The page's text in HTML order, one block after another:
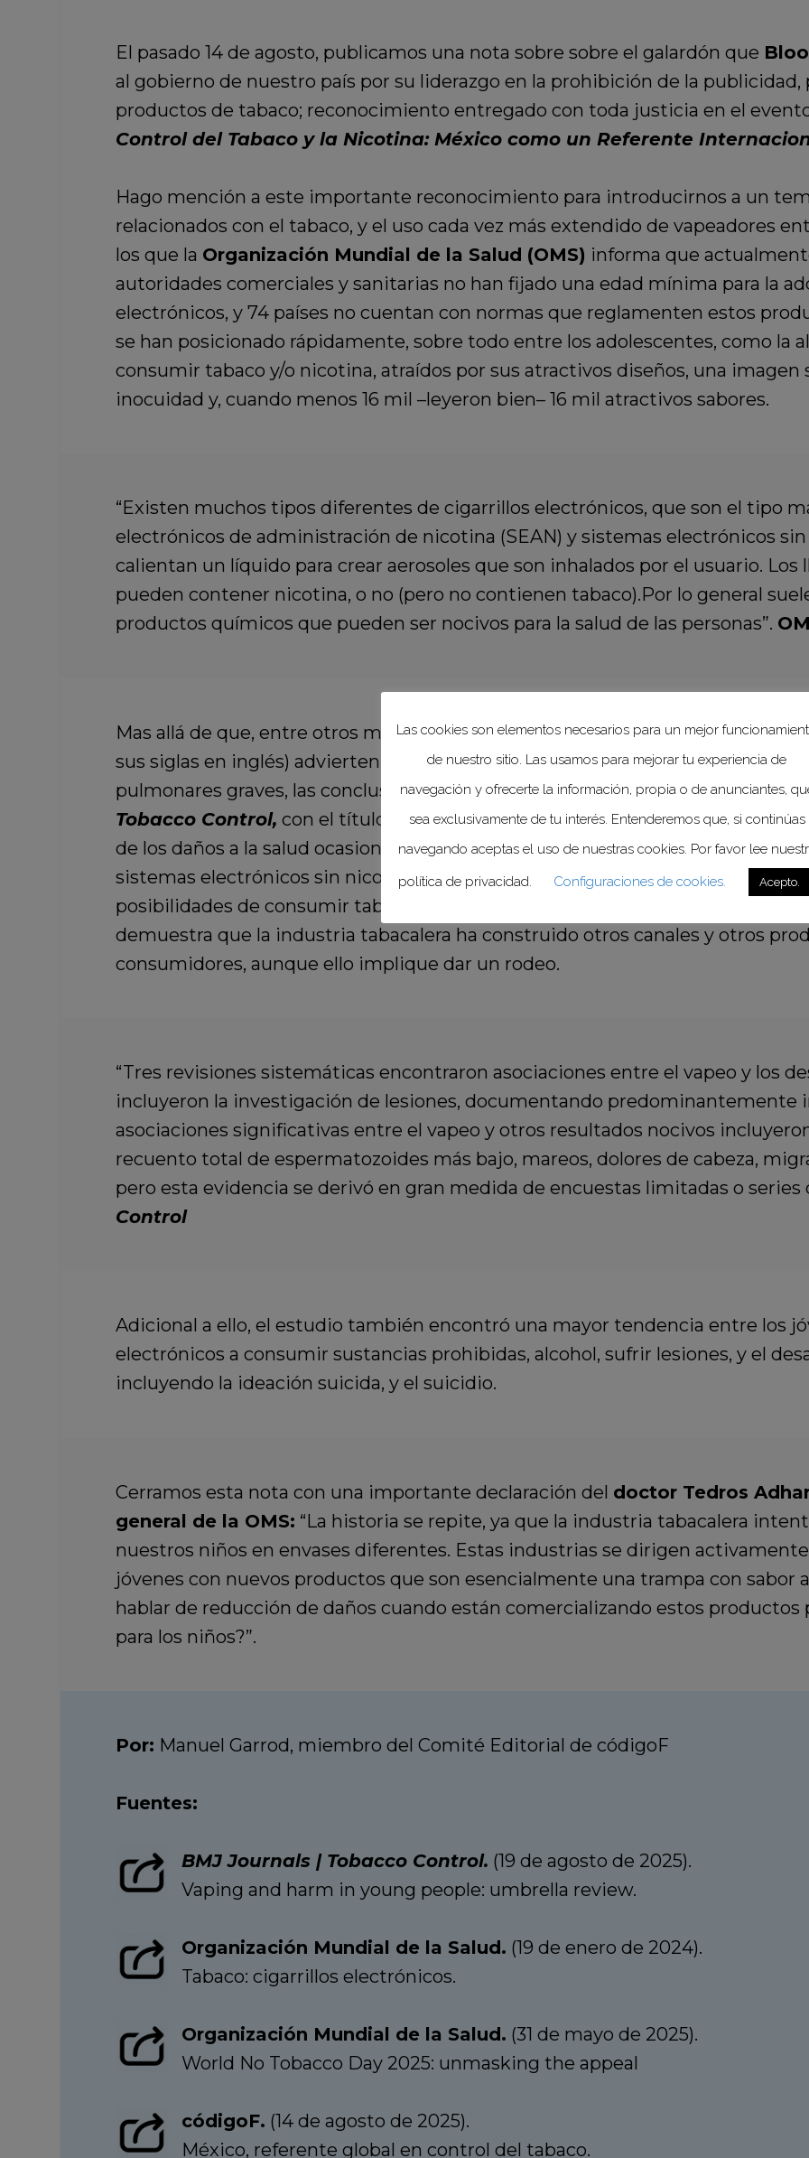
El pasado 14 de agosto, publicamos una nota sobre sobre el galardón que
al gobierno de nuestro país por su liderazgo en la prohibición de la
productos de tabaco; reconocimiento entregado con toda justicia en el
Control del Tabaco y la Nicotina: México como un Referente
Hago mención a este importante reconocimiento para introducirnos a un
relacionados con el tabaco, y el uso cada vez más extendido de vapeadores
los que la Organización Mundial de la Salud (OMS) informa que
autoridades comerciales y sanitarias no han fijado una edad mínima para la
electrónicos, y 74 países no cuentan con normas que reglamenten estos
se han posicionado rápidamente, sobre todo entre los adolescentes, como la
consumir tabaco y/o nicotina, atraídos por sus atractivos diseños, una imagen
inocuidad y, cuando menos 16 mil –leyeron bien– 16 mil atractivos sabores.
“Existen muchos tipos diferentes de cigarrillos electrónicos, que son el tipo
electrónicos de administración de nicotina (SEAN) y sistemas electrónicos
calientan un líquido para crear aerosoles que son inhalados por el usuario.
pueden contener nicotina, o no (pero no contienen tabaco).Por lo general
productos químicos que pueden ser nocivos para la salud de las personas”.
Mas allá de que, entre otros más, losCentros para el Control y la
sus siglas en inglés) advierten que el uso de cigarrillos electrónicos se asocia
pulmonares graves, las conclusiones de un estudio publicado el 19 de agosto
Tobacco Control, con el título: “Vaping and harm in young people: umbrella
de los daños a la salud ocasionados por los sistemas electrónicos de
sistemas electrónicos sin nicotina (SESN), hacen que los adolescentes que
posibilidades de consumir tabaco a un futuro mediato que los que no los
demuestra que la industria tabacalera ha construido otros canales y otros
consumidores, aunque ello implique dar un rodeo.
“Tres revisiones sistemáticas encontraron asociaciones entre el vapeo y los
incluyeron la investigación de lesiones, documentando predominantemente
asociaciones significativas entre el vapeo y otros resultados nocivos
recuento total de espermatozoides más bajo, mareos, dolores de cabeza,
pero esta evidencia se derivó en gran medida de encuestas limitadas o series
Control
Adicional a ello, el estudio también encontró una mayor tendencia entre los
electrónicos a consumir sustancias prohibidas, alcohol, sufrir lesiones, y el
incluyendo la ideación suicida, y el suicidio.
Cerramos esta nota con una importante declaración del doctor Tedros
general de la OMS: “La historia se repite, ya que la industria tabacalera
nuestros niños en envases diferentes. Estas industrias se dirigen activamente
jóvenes con nuevos productos que son esencialmente una trampa con sabor
hablar de reducción de daños cuando están comercializando estos
para los niños?”.
Por: Manuel Garrod, miembro del Comité Editorial de códigoF
Fuentes:
BMJ Journals | Tobacco Control. (19 de agosto de 2025).
Vaping and harm in young people: umbrella review.
Organización Mundial de la Salud. (19 de enero de 2024).
Tabaco: cigarrillos electrónicos.
Organización Mundial de la Salud. (31 de mayo de 2025).
World No Tobacco Day 2025: unmasking the appeal
códigoF. (14 de agosto de 2025).
México, referente global en control del tabaco.
Las cookies son elementos necesarios para un mejor
de nuestro sitio. Las usamos para mejorar tu experiencia de
navegación y ofrecerte la información, propia o de anunciantes,
sea exclusivamente de tu interés. Entenderemos que, si continúas
navegando aceptas el uso de nuestras cookies. Por favor lee
política de privacidad.
Configuraciones de cookies. Acepto.